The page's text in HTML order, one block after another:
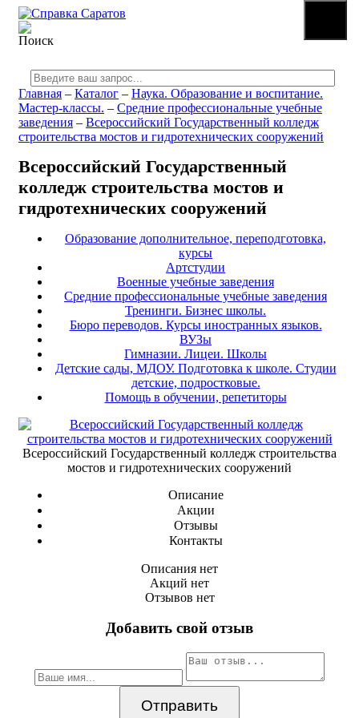
Главная – Каталог – Наука. Образование и воспитание.
Мастер-классы. – Средние профессиональные учебные
заведения – Всероссийский Государственный колледж
строительства мостов и гидротехнических сооружений
Всероссийский Государственный
колледж строительства мостов и
гидротехнических сооружений
Образование дополнительное, переподготовка,
курсы
Артстудии
Военные учебные заведения
Средние профессиональные учебные заведения
Тренинги. Бизнес школы.
Бюро переводов. Курсы иностранных языков.
ВУЗы
Гимназии. Лицеи. Школы
Детские сады, МДОУ. Подготовка к школе. Студии
детские, подростковые.
Помощь в обучении, репетиторы
Всероссийский Государственный колледж строительства
мостов и гидротехнических сооружений
Описание
Акции
Отзывы
Контакты
Описания нет
Акций нет
Отзывов нет
Добавить свой отзыв